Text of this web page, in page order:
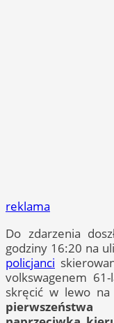
reklama
Do zdarzenia
godziny 16:20 na
policjanci
volkswagenem
skręcić w lewo na